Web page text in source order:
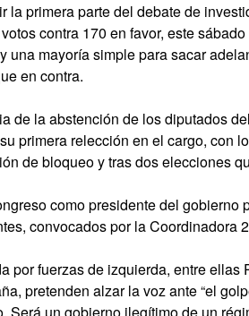
la primera parte del debate de
contra 170 en favor, este
una mayoría simple para sacar
en contra.
de la abstención de los diputados
primera relección en el cargo, con
de bloqueo y tras dos elecciones
como presidente del
convocados por la Coordinadora
por fuerzas de izquierda, entre
pretenden alzar la voz ante el